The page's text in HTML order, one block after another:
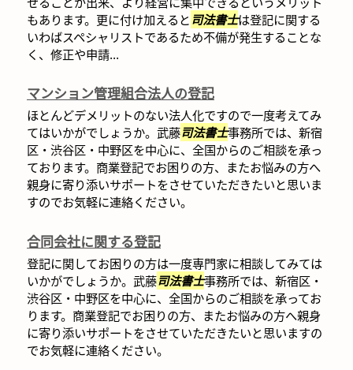
もあります。更に付け加えると司法書士は登記に関する
いわばスペシャリストであるため不備が発生することな
く、修正や申請...
マンション管理組合法人の登記
ほとんどデメリットのない法人化ですので一度考えてみ
てはいかがでしょうか。武藤司法書士事務所では、新宿
区・渋谷区・中野区を中心に、全国からのご相談を承っ
ております。商業登記でお困りの方、またお悩みの方へ
親身に寄り添いサポートをさせていただきたいと思いま
すのでお気軽に連絡ください。
合同会社に関する登記
登記に関してお困りの方は一度専門家に相談してみては
いかがでしょうか。武藤司法書士事務所では、新宿区・
渋谷区・中野区を中心に、全国からのご相談を承ってお
ります。商業登記でお困りの方、またお悩みの方へ親身
に寄り添いサポートをさせていただきたいと思いますの
でお気軽に連絡ください。